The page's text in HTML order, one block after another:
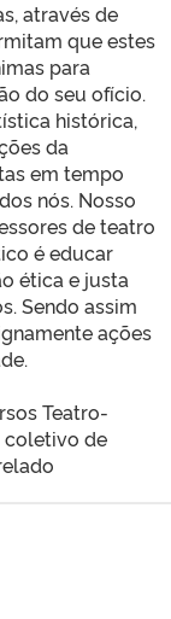
através de
que estes
para
do seu ofício.
histórica,
da
em tempo
nós. Nosso
de teatro
é educar
ética e justa
Sendo assim
ações
Teatro-
coletivo de